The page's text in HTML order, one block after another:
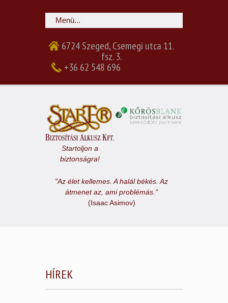
6724 Szeged, Csemegi utca 11.
fsz. 3.
+36 62 548 696
Startoljon a
biztonságra!
"Az élet kellemes. A halál békés. Az
átmenet az, ami problémás."
(Isaac Asimov)
HÍREK